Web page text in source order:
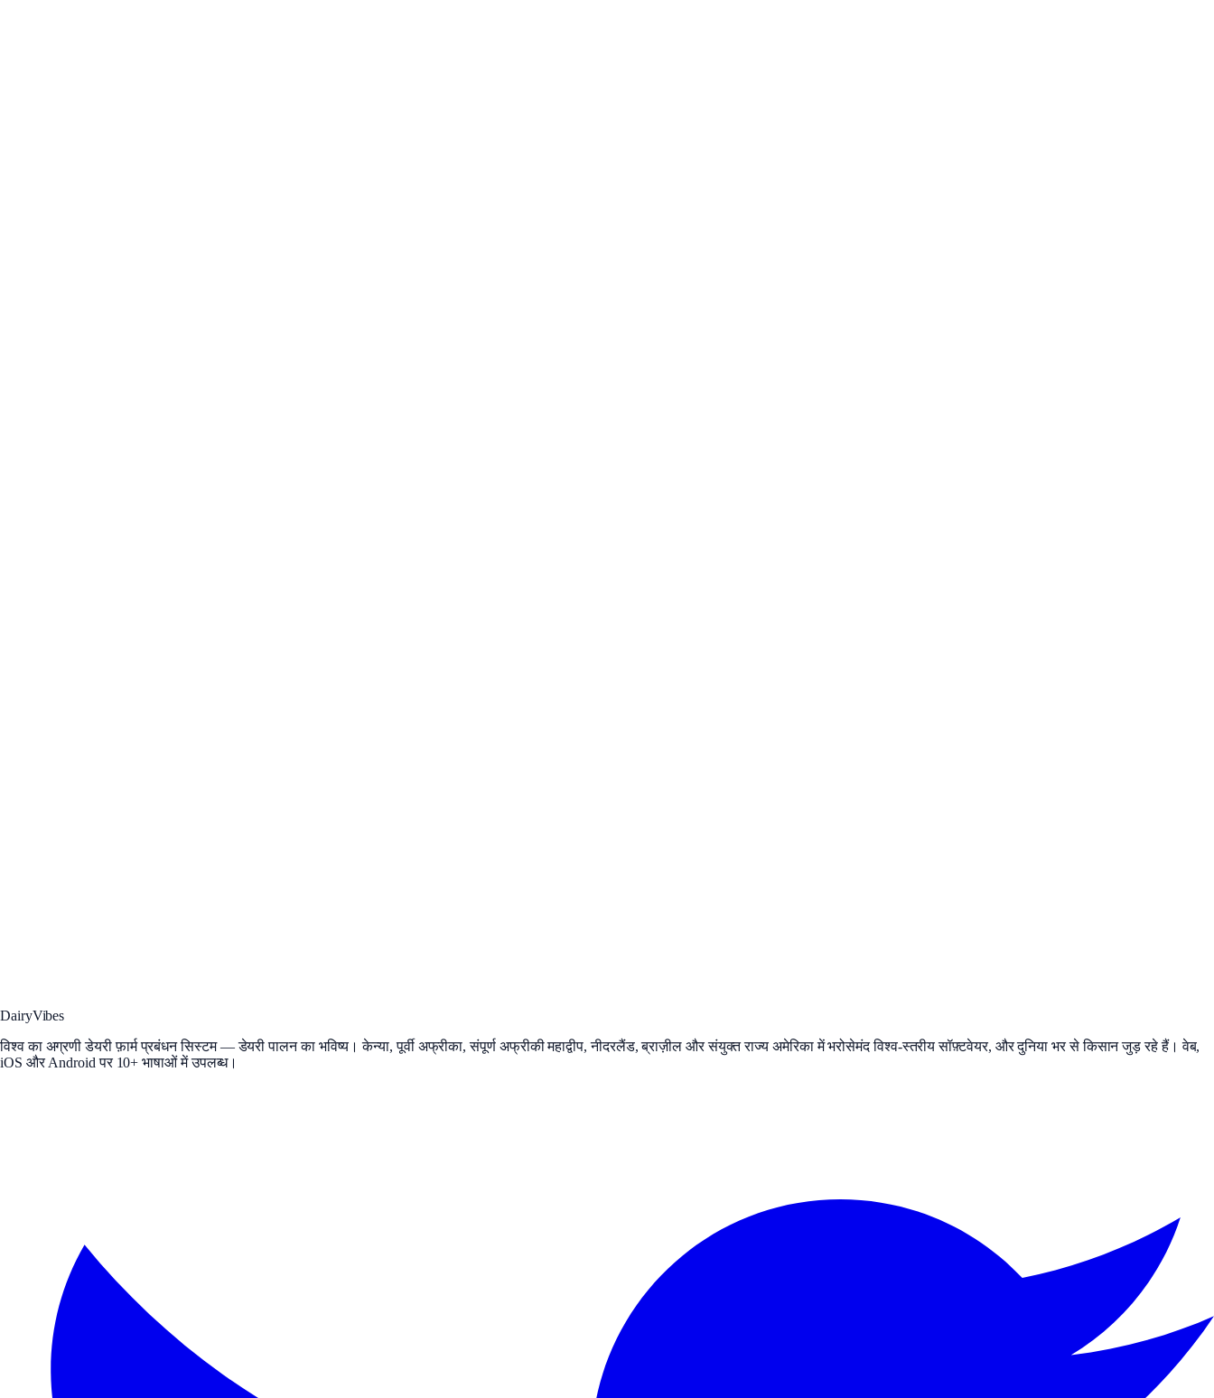
DairyVibes
विश्व का अग्रणी डेयरी फ़ार्म प्रबंधन सिस्टम — डेयरी पालन का भविष्य। केन्या, पूर्वी अफ्रीका, संपूर्ण अफ्रीकी महाद्वीप, नीदरलैंड, ब्राज़ील और संयुक्त राज्य अमेरिका में भरोसेमंद विश्व-स्तरीय सॉफ़्टवेयर, और दुनिया भर से किसान जुड़ रहे हैं। वेब,
iOS और Android पर 10+ भाषाओं में उपलब्ध।